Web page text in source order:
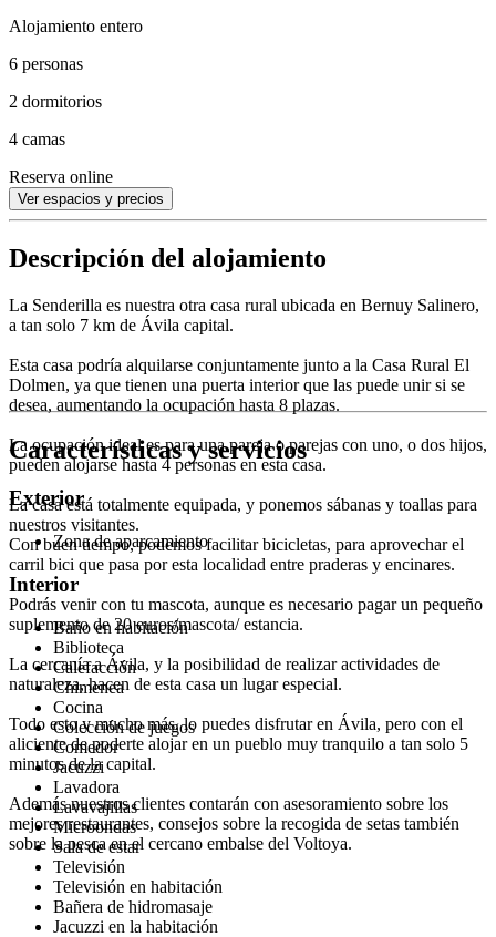
Alojamiento entero
6 personas
2 dormitorios
4 camas
Reserva online
Ver espacios y precios
Descripción del alojamiento
La Senderilla es nuestra otra casa rural ubicada en Bernuy Salinero,
a tan solo 7 km de Ávila capital.
Esta casa podría alquilarse conjuntamente junto a la Casa Rural El
Dolmen, ya que tienen una puerta interior que las puede unir si se
desea, aumentando la ocupación hasta 8 plazas.
La ocupación ideal es para una pareja o parejas con uno, o dos hijos,
pueden alojarse hasta 4 personas en esta casa.
La casa está totalmente equipada, y ponemos sábanas y toallas para
nuestros visitantes.
Con buen tiempo, podemos facilitar bicicletas, para aprovechar el
carril bici que pasa por esta localidad entre praderas y encinares.
Podrás venir con tu mascota, aunque es necesario pagar un pequeño
suplemento de 20 euros/mascota/ estancia.
La cercanía a Ávila, y la posibilidad de realizar actividades de
naturaleza, hacen de esta casa un lugar especial.
Todo esto y mucho más, lo puedes disfrutar en Ávila, pero con el
aliciente de poderte alojar en un pueblo muy tranquilo a tan solo 5
minutos de la capital.
Además nuestros clientes contarán con asesoramiento sobre los
mejores restaurantes, consejos sobre la recogida de setas también
sobre la pesca en el cercano embalse del Voltoya.
Características y servicios
Exterior
Zona de aparcamiento
Interior
Baño en habitación
Biblioteca
Calefacción
Chimenea
Cocina
Colección de juegos
Comedor
Jacuzzi
Lavadora
Lavavajillas
Microondas
Sala de estar
Televisión
Televisión en habitación
Bañera de hidromasaje
Jacuzzi en la habitación